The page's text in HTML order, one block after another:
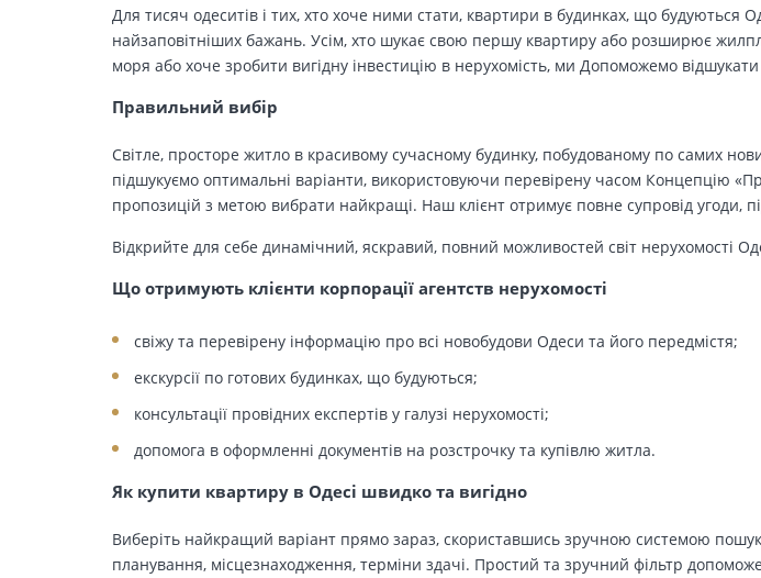
Для тисяч одеситів і тих, хто хоче ними стати, квартири в будинках, що будуються
найзаповітніших бажань. Усім, хто шукає свою першу квартиру або розширює
моря або хоче зробити вигідну інвестицію в нерухомість, ми Допоможемо
Правильний вибір
Світле, просторе житло в красивому сучасному будинку, побудованому по самих
підшукуємо оптимальні варіанти, використовуючи перевірену часом Концепцію
пропозицій з метою вибрати найкращі. Наш клієнт отримує повне супровід угоди,
Відкрийте для себе динамічний, яскравий, повний можливостей світ нерухомості
Що отримують клієнти корпорації агентств нерухомості
свіжу та перевірену інформацію про всі новобудови Одеси та його передмістя;
екскурсії по готових будинках, що будуються;
консультації провідних експертів у галузі нерухомості;
допомога в оформленні документів на розстрочку та купівлю житла.
Як купити квартиру в Одесі швидко та вигідно
Виберіть найкращий варіант прямо зараз, скориставшись зручною системою
планування, місцезнаходження, терміни здачі. Простий та зручний фільтр